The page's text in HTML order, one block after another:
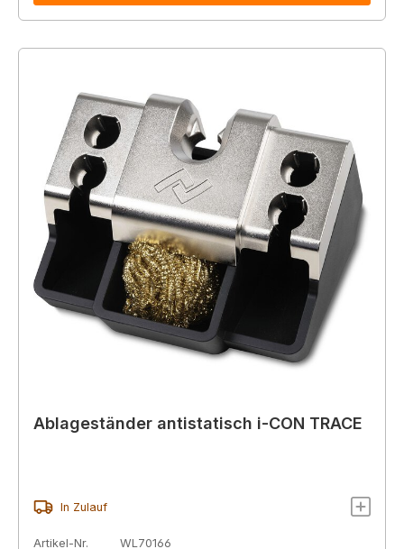
Ablageständer antistatisch i-CON TRACE
In Zulauf
Artikel-Nr.
WL70166